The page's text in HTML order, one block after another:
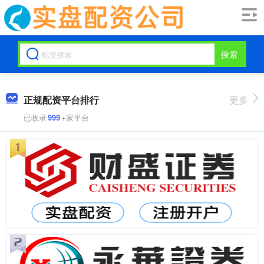
搜索
正规配资平台排行
已收录999+家平台
更多